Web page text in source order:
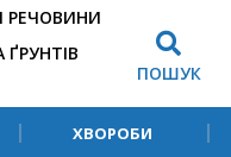
РЕЧОВИНИ
ҐРУНТІВ
ПОШУК
ХВОРОБИ